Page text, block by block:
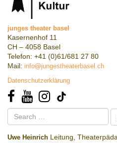
junges theater basel
Kasernenhof 11
CH – 4058 Basel
Telefon: +41 (0)61/681 27 80
Mail: info@jungestheaterbasel.ch
Datenschutzerklärung
Search
for:
Uwe Heinrich Leitung,